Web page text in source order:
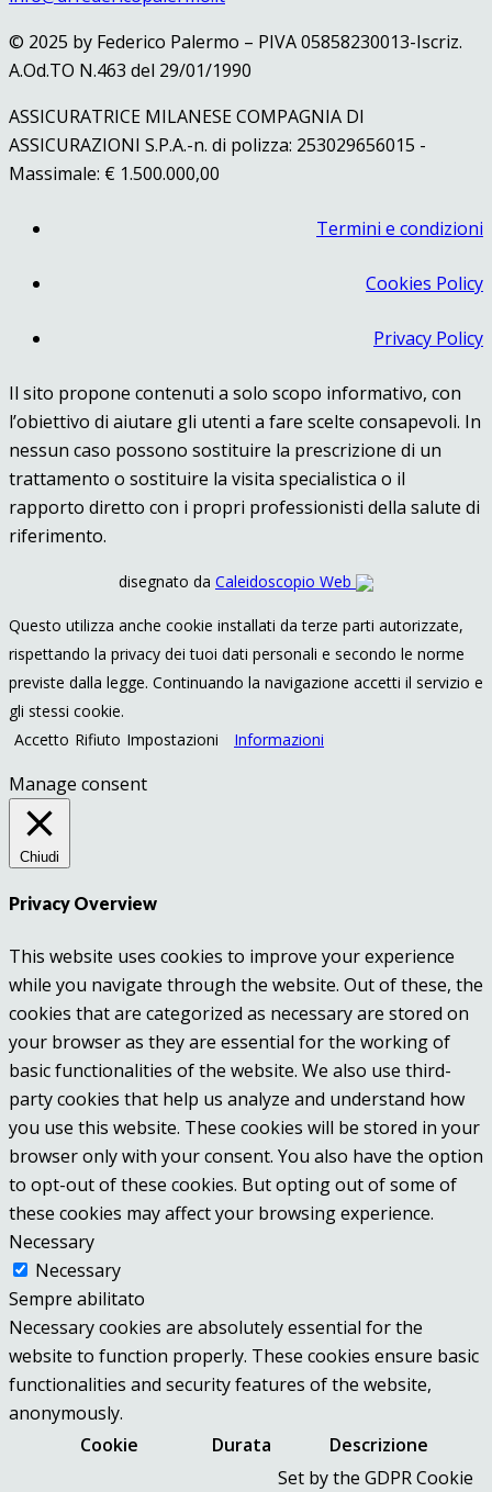
© 2025 by Federico Palermo – PIVA 05858230013-Iscriz.
A.Od.TO N.463 del 29/01/1990
ASSICURATRICE MILANESE COMPAGNIA DI
ASSICURAZIONI S.P.A.-n. di polizza: 253029656015 -
Massimale: € 1.500.000,00
Termini e condizioni
Cookies Policy
Privacy Policy
Il sito propone contenuti a solo scopo informativo, con
l’obiettivo di aiutare gli utenti a fare scelte consapevoli. In
nessun caso possono sostituire la prescrizione di un
trattamento o sostituire la visita specialistica o il
rapporto diretto con i propri professionisti della salute di
riferimento.
disegnato da Caleidoscopio Web
Questo utilizza anche cookie installati da terze parti autorizzate,
rispettando la privacy dei tuoi dati personali e secondo le norme
previste dalla legge. Continuando la navigazione accetti il servizio e
gli stessi cookie.
Accetto Rifiuto Impostazioni Informazioni
Manage consent
Chiudi
Privacy Overview
This website uses cookies to improve your experience
while you navigate through the website. Out of these, the
cookies that are categorized as necessary are stored on
your browser as they are essential for the working of
basic functionalities of the website. We also use third-
party cookies that help us analyze and understand how
you use this website. These cookies will be stored in your
browser only with your consent. You also have the option
to opt-out of these cookies. But opting out of some of
these cookies may affect your browsing experience.
Necessary
Necessary
Sempre abilitato
Necessary cookies are absolutely essential for the
website to function properly. These cookies ensure basic
functionalities and security features of the website,
anonymously.
Cookie
Durata Descrizione
Set by the GDPR Cookie